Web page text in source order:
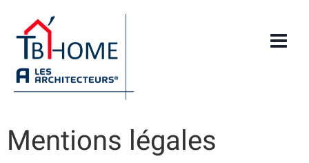
Mentions légales